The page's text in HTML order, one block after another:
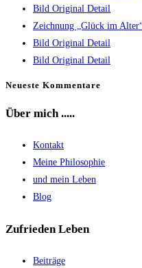
Bild Original Detail
Zeichnung „Glück im
Bild Original Detail
Bild Original Detail
Neueste Kommentare
Über mich .....
Kontakt
Meine Philosophie
und mein Leben
Blog
Zufrieden Leben
Beiträge